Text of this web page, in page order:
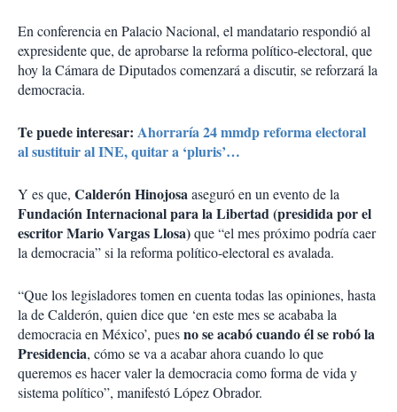
En conferencia en Palacio Nacional, el mandatario respondió al
expresidente que, de aprobarse la reforma político-electoral, que
hoy la Cámara de Diputados comenzará a discutir, se reforzará la
democracia.
Te puede interesar: Ahorraría 24 mmdp reforma electoral
al sustituir al INE, quitar a ‘pluris’…
Y es que, Calderón Hinojosaaseguró en un evento de la
Fundación Internacional para la Libertad (presidida por el
escritor Mario Vargas Llosa)que “el mes próximo podría caer
la democracia” si la reforma político-electoral es avalada.
“Que los legisladores tomen en cuenta todas las opiniones, hasta
la de Calderón, quien dice que ‘en este mes se acababa la
democracia en México’, puesno se acabó cuando él se robó la
Presidencia, cómo se va a acabar ahora cuando lo que
queremos es hacer valer la democracia como forma de vida y
sistema político”, manifestó López Obrador.